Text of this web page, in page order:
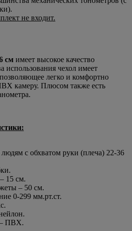
не входит.
см имеет высокое качество
использования чехол имеет
легко и комфортно
камеру. Плюсом также есть
с обхватом руки (плеча) 22-36
15 см.
– 50 см.
0-299 мм.рт.ст.
– ПВХ.